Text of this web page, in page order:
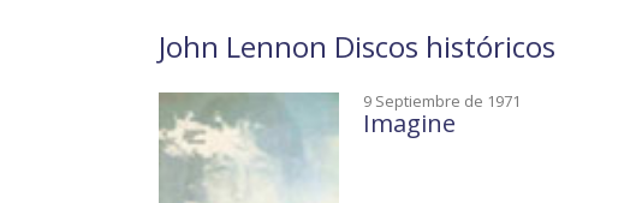
John Lennon Discos históricos
9 Septiembre de 1971
Imagine